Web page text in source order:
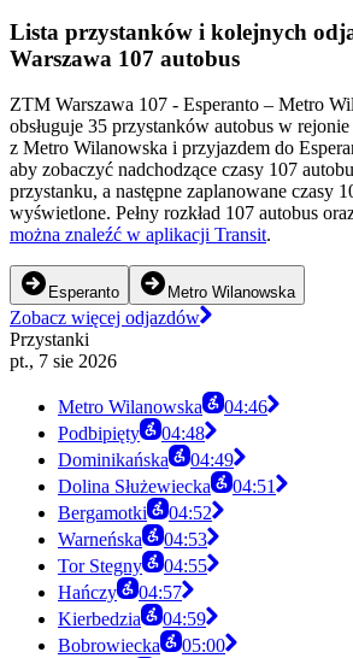
Lista przystanków i kolejnych
Warszawa 107 autobus
ZTM Warszawa 107 - Esperanto – Metro
obsługuje 35 przystanków autobus w
z Metro Wilanowska i przyjazdem do
aby zobaczyć nadchodzące czasy 107
przystanku, a następne zaplanowane czasy
wyświetlone. Pełny rozkład 107 autobus
można znaleźć w aplikacji Transit.
Esperanto Metro Wilanowska
Zobacz więcej odjazdów
Przystanki
pt., 7 sie 2026
Metro Wilanowska
04:46
Podbipięty
04:48
Dominikańska
04:49
Dolina Służewiecka
04:51
Bergamotki
04:52
Warneńska
04:53
Tor Stegny
04:55
Hańczy
04:57
Kierbedzia
04:59
Bobrowiecka
05:00